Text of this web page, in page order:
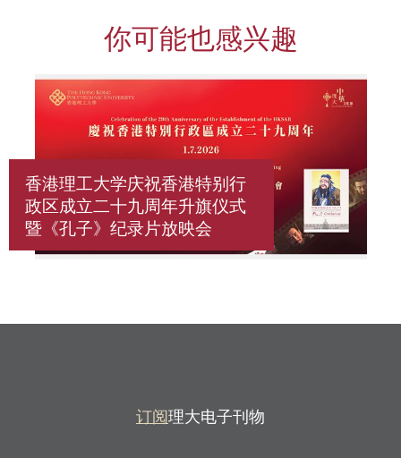
你可能也感兴趣
香港理工大学庆祝香港特别行
政区成立二十九周年升旗仪式
暨《孔子》纪录片放映会
订阅理大电子刊物